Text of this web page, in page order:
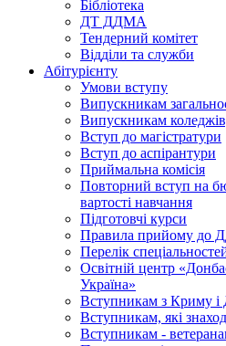
Бібліотека
ДТ ДДМА
Тендерний комітет
Відділи та служби
Абітурієнту
Умови вступу
Випускникам
Випускникам
Вступ до магістратури
Вступ до аспірантури
Приймальна комісія
Повторний вступ на
вартості навчання
Підготовчі курси
Правила прийому до
Перелік
Освітній центр
Україна»
Вступникам з Криму і
Вступникам, які
Вступникам -